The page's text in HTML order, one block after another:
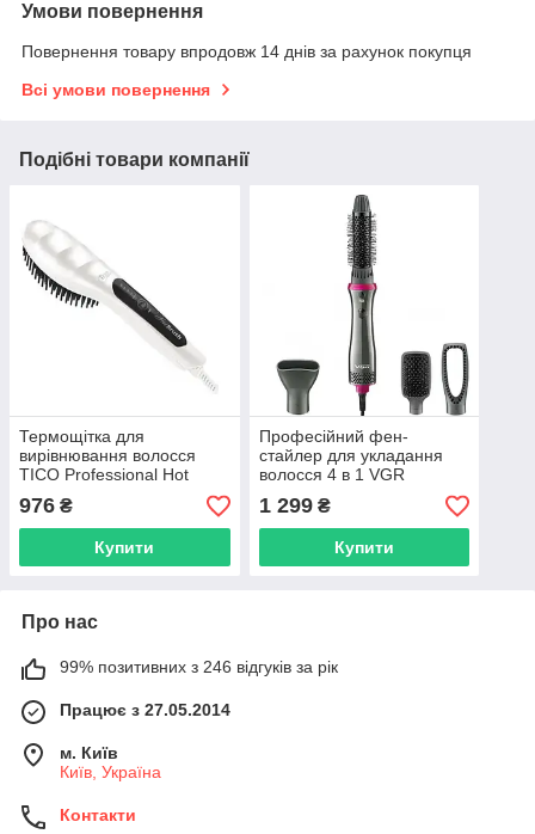
Умови повернення
Повернення товару впродовж 14 днів за рахунок покупця
Всі умови повернення
Подібні товари компанії
Термощітка для
вирівнювання волосся
TICO Professional Hot
(100208W)
976 ₴
Купити
Професійний фен-
стайлер для укладання
волосся 4 в 1 VGR
1 299₴
Купити
Про нас
99% позитивних з 246 відгуків за рік
Працює з 27.05.2014
м. Київ
Київ, Україна
Контакти